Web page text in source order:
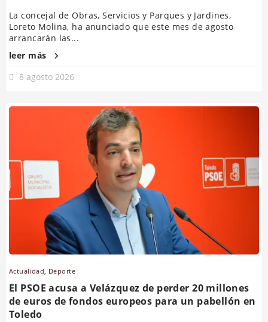
La concejal de Obras, Servicios y Parques y Jardines,
Loreto Molina, ha anunciado que este mes de agosto
arrancarán las...
leer más
8 agosto 2026
Actualidad, Deporte
El PSOE acusa a Velázquez de perder 20 millones
de euros de fondos europeos para un pabellón en
Toledo